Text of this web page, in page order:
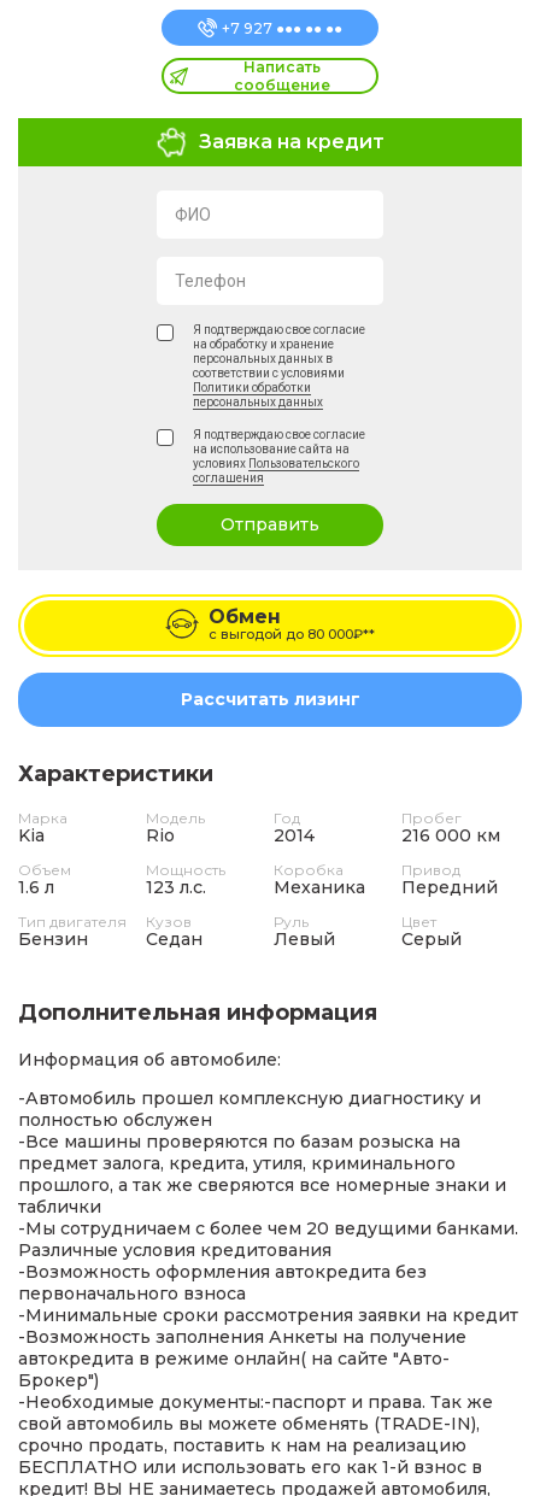
+7 927 ●●● ●● ●●
Написать
сообщение
Заявка на кредит
ФИО
Телефон
Я подтверждаю свое согласие
на обработку и хранение
персональных данных в
соответствии с условиями
Политики обработки
персональных данных
Я подтверждаю свое согласие
на использование сайта на
условиях Пользовательского
соглашения
Отправить
Обмен
с выгодой до 80 000₽**
Рассчитать лизинг
Характеристики
Марка
Kia
Модель
Rio
Год
2014
Пробег
216 000 км
Объем
1.6 л
Мощность
123 л.с.
Коробка
Механика
Привод
Передний
Тип двигателя
Бензин
Кузов
Седан
Руль
Левый
Цвет
Серый
Дополнительная информация
Информация об автомобиле:
-Автомобиль прошел комплексную диагностику и
полностью обслужен
-Все машины проверяются по базам розыска на
предмет залога, кредита, утиля, криминального
прошлого, а так же сверяются все номерные знаки и
таблички
-Мы сотрудничаем с более чем 20 ведущими банками.
Различные условия кредитования
-Возможность оформления автокредита без
первоначального взноса
-Минимальные сроки рассмотрения заявки на кредит
-Возможность заполнения Анкеты на получение
автокредита в режиме онлайн( на сайте "Авто-
Брокер")
-Необходимые документы:-паспорт и права. Так же
свой автомобиль вы можете обменять (TRADE-IN),
срочно продать, поставить к нам на реализацию
БЕСПЛАТНО или использовать его как 1-й взнос в
кредит! ВЫ НЕ занимаетесь продажей автомобиля,